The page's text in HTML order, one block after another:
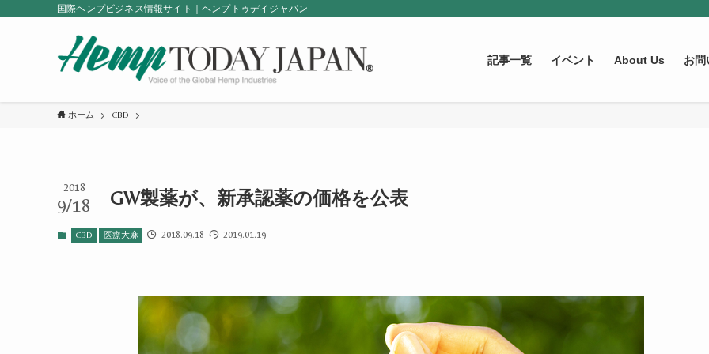
国際ヘンプビジネス情報サイト｜ヘンプトゥデイジャパン
記事一覧 イベント About Us お問
ホーム CBD
GW製薬が、新承認薬の価格を公表
2018
9/18
CBD 医療大麻 2018.09.18 2019.01.19